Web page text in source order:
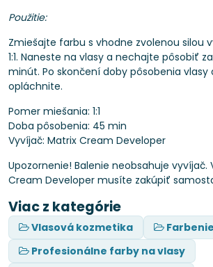
Použitie:
Zmiešajte farbu s vhodne zvolenou silou
1:1. Naneste na vlasy a nechajte pôsobiť
minút. Po skončení doby pôsobenia vlasy
opláchnite.
Pomer miešania: 1:1
Doba pôsobenia: 45 min
Vyvíjač: Matrix Cream Developer
Upozornenie! Balenie neobsahuje vyvíjač.
Cream Developer musíte zakúpiť
Viac z kategórie
Vlasová kozmetika
Profesionálne farby na vlasy